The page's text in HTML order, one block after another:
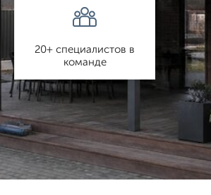
20+ специалистов в
команде